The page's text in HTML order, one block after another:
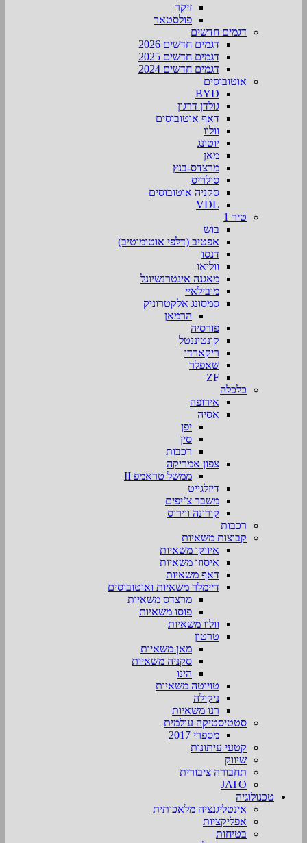
זיקר
פולסטאר
דגמים חדשים
דגמים חדשים 2026
דגמים חדשים 2025
דגמים חדשים 2024
אוטובוסים
BYD
גולדן דרגון
דאף אוטובוסים
וולוו
יוטונג
מאן
מרצדס-בנץ
סולריס
סקניה אוטובוסים
VDL
טיר 1
בוש
אפטיב (דלפי אוטומוטיב)
דנסו
ווליאו
מאגנה אינטרנשיונל
מובילאיי
סמסונג אלקטרוניק
הרמאן
פורסיה
קונטיננטל
ריקארדו
שאפלר
ZF
כלכלה
אירופה
אסיה
יפן
סין
רכבות
צפון אמריקה
ממשל טראמפ II
דיזלגייט
משבר צ’יפים
קורונה ווירוס
רכבות
קבוצות משאיות
איווקו משאיות
איסוזו משאיות
דאף משאיות
דיימלר משאיות ואוטובוסים
מרצדס משאיות
פוסו משאיות
וולוו משאיות
טרטון
מאן משאיות
סקניה משאיות
הינו
טויוטה משאיות
ניקולה
רנו משאיות
סטטיסטיקה עולמית
מספרי 2017
קטעי עיתונות
שיווק
תחבורה ציבורית
JATO
טכנולוגיה
אינטליגנציה מלאכותית
אפליקציות
בטיחות